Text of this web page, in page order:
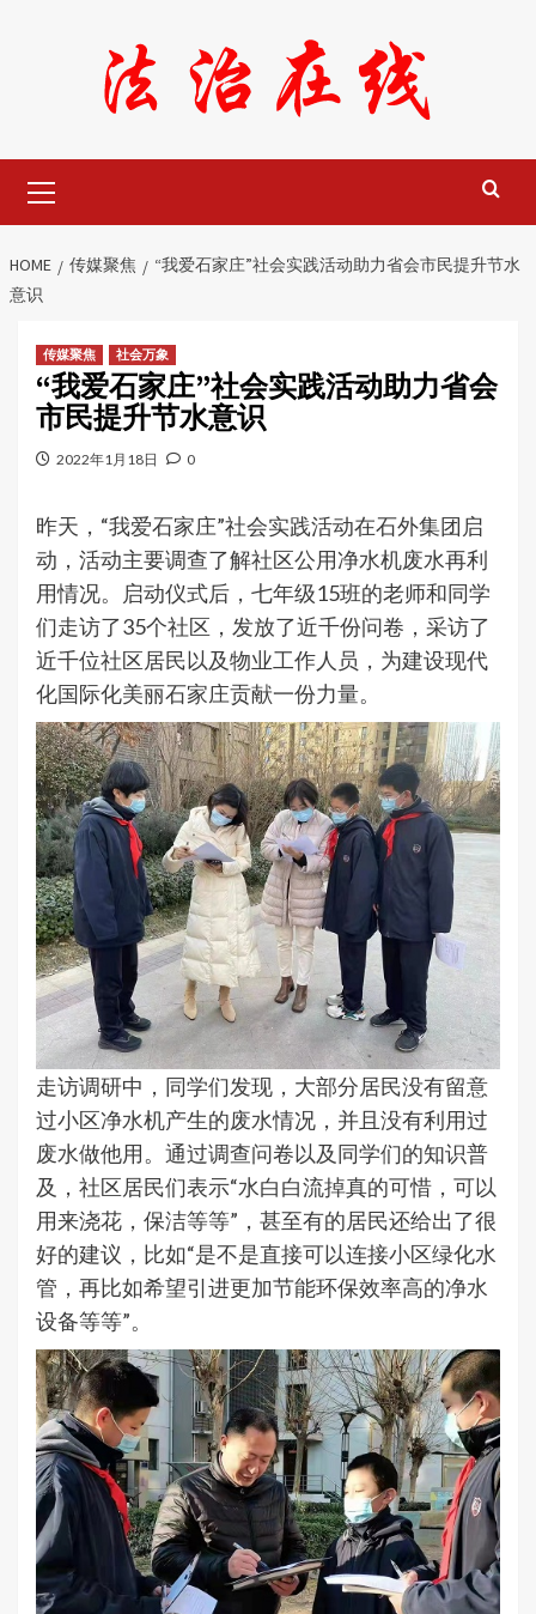
Menu
HOME 传媒聚焦
“我爱石家庄”社会实践活动助力省会市民提升节水
意识
传媒聚焦 社会万象
“我爱石家庄”社会实践活动助力省会
市民提升节水意识
2022年1月18日 0
昨天，“我爱石家庄”社会实践活动在石外集团启
动，活动主要调查了解社区公用净水机废水再利
用情况。启动仪式后，七年级15班的老师和同学
们走访了35个社区，发放了近千份问卷，采访了
近千位社区居民以及物业工作人员，为建设现代
化国际化美丽石家庄贡献一份力量。
走访调研中，同学们发现，大部分居民没有留意
过小区净水机产生的废水情况，并且没有利用过
废水做他用。通过调查问卷以及同学们的知识普
及，社区居民们表示“水白白流掉真的可惜，可以
用来浇花，保洁等等”，甚至有的居民还给出了很
好的建议，比如“是不是直接可以连接小区绿化水
管，再比如希望引进更加节能环保效率高的净水
设备等等”。